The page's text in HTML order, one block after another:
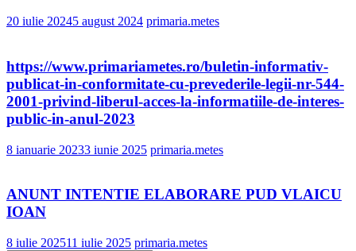
20 iulie 20245 august 2024 primaria.metes
https://www.primariametes.ro/buletin-informativ-
publicat-in-conformitate-cu-prevederile-legii-nr-544-
2001-privind-liberul-acces-la-informatiile-de-interes-
public-in-anul-2023
8 ianuarie 20233 iunie 2025 primaria.metes
ANUNT INTENTIE ELABORARE PUD VLAICU
IOAN
8 iulie 202511 iulie 2025 primaria.metes